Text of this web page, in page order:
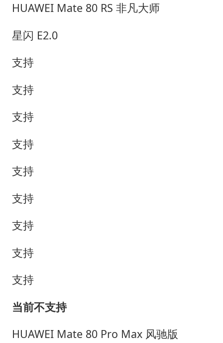
HUAWEI Mate 80 RS 非凡大师
星闪 E2.0
支持
支持
支持
支持
支持
支持
支持
支持
支持
当前不支持
HUAWEI Mate 80 Pro Max 风驰版